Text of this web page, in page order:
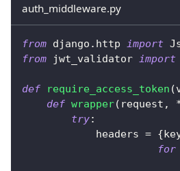
auth_middleware.py
from django . http import
from jwt_validator import
def require_access_token (
def wrapper( request ,
try:
            headers
= {
for